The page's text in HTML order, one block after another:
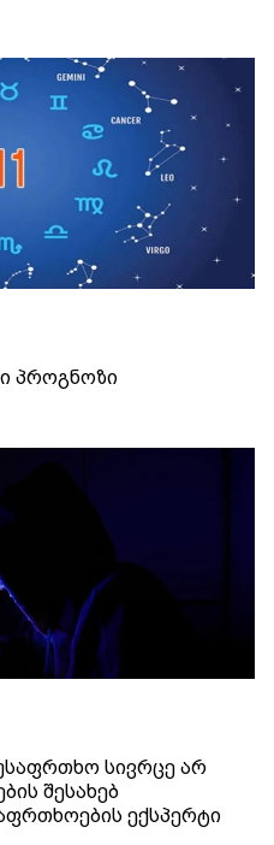
პროგნოზი
სივრცე არ
შესახებ
ექსპერტი